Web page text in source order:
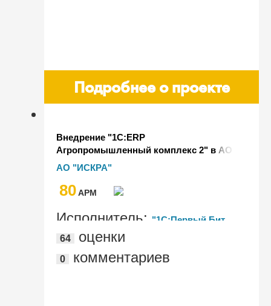
Подробнее о проекте
Внедрение "1С:ERP
Агропромышленный комплекс 2" в АО
"ИСКРА"
АО "ИСКРА"
80AРМ
Исполнитель: "1С:Первый Бит,
Красноярск - Центральный офис"
64 оценки
0 комментариев